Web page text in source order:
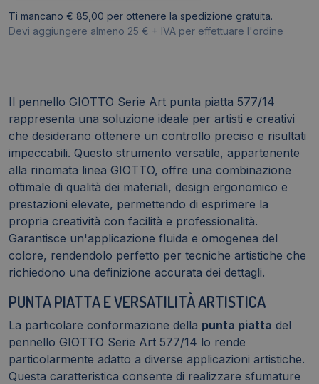
piatta
quantità
Ti mancano € 85,00 per ottenere la spedizione gratuita.
Devi aggiungere almeno 25 € + IVA per effettuare l'ordine
Il pennello GIOTTO Serie Art punta piatta 577/14
rappresenta una soluzione ideale per artisti e creativi
che desiderano ottenere un controllo preciso e risultati
impeccabili. Questo strumento versatile, appartenente
alla rinomata linea GIOTTO, offre una combinazione
ottimale di qualità dei materiali, design ergonomico e
prestazioni elevate, permettendo di esprimere la
propria creatività con facilità e professionalità.
Garantisce un'applicazione fluida e omogenea del
colore, rendendolo perfetto per tecniche artistiche che
richiedono una definizione accurata dei dettagli.
PUNTA PIATTA E VERSATILITÀ ARTISTICA
La particolare conformazione della punta piatta del
pennello GIOTTO Serie Art 577/14 lo rende
particolarmente adatto a diverse applicazioni artistiche.
Questa caratteristica consente di realizzare sfumature